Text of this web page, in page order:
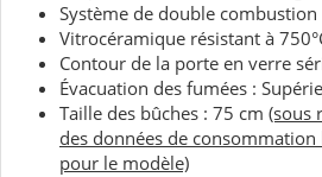
Système de double combustion
Vitrocéramique résistant à
Contour de la porte en verre
Évacuation des fumées :
Taille des bûches : 75 cm (sous
des données de
pour le modèle)